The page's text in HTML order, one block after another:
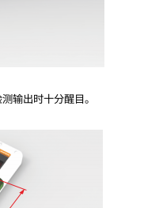
输出时十分醒目。